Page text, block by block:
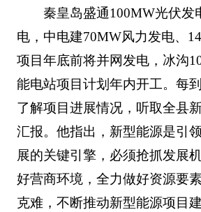
秦皇岛盛通100MW光伏发
电，中电建70MW风力发电、
项目年底前将并网发电，冰沟
能电站项目计划年内开工。每
了解项目进展情况，听取全县
汇报。他指出，新型能源是引
展的关键引擎，必须抢抓发展
好营商环境，全力做好资源要
克难，不断推动新型能源项目